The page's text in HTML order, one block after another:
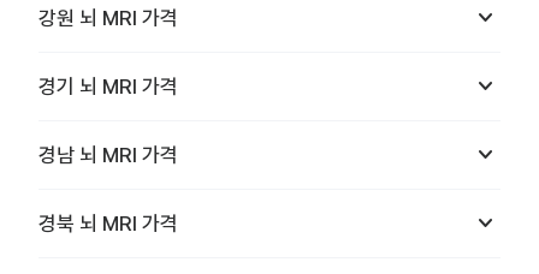
강원 뇌 MRI 가격 keyboard_arrow_down
경기 뇌 MRI 가격 keyboard_arrow_down
경남 뇌 MRI 가격 keyboard_arrow_down
경북 뇌 MRI 가격 keyboard_arrow_down